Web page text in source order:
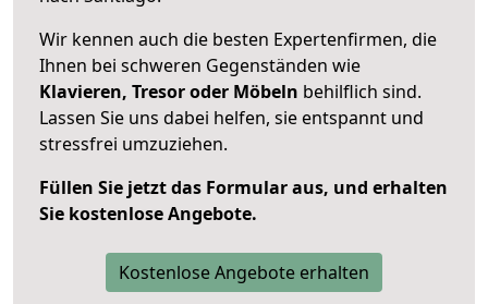
Wir kennen auch die besten Expertenfirmen, die
Ihnen bei schweren Gegenständen wie
Klavieren, Tresor oder Möbeln behilflich sind.
Lassen Sie uns dabei helfen, sie entspannt und
stressfrei umzuziehen.
Füllen Sie jetzt das Formular aus, und erhalten
Sie kostenlose Angebote.
Kostenlose Angebote erhalten